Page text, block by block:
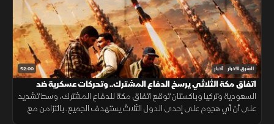
52:00 الشرق للأخبار أخبار
اتفاق مكة الثلاثي يرسخ الدفاع المشترك.. وتحركات عسكرية ضد
الحوثيين
السعودية وتركيا وباكستان توقع اتفاق مكة للدفاع المشترك، وسط تشديد
على أن أي هجوم على إحدى الدول الثلاث يستهدف الجميع. بالتزامن مع